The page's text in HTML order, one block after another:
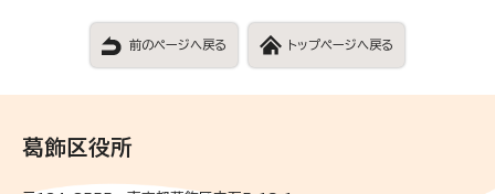
前のページへ戻る トップページへ戻る
葛飾区役所